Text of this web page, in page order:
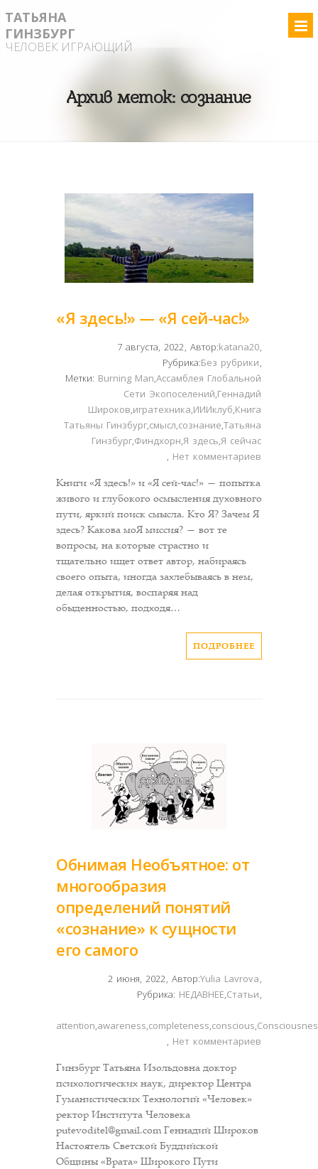
ТАТЬЯНА
ГИНЗБУРГ
ЧЕЛОВЕК ИГРАЮЩИЙ
Архив меток: сознание
«Я здесь!» — «Я сей-час!»
7 августа, 2022, Автор:katana20,
Рубрика:Без рубрики,
Метки: Burning Man,Ассамблея Глобальной
Сети Экопоселений,Геннадий
Широков,игратехника,ИИИклуб,Книга
Татьяны Гинзбург,смысл,сознание,Татьяна
Гинзбург,Финдхорн,Я здесь,Я сейчас
, Нет комментариев
Книги «Я здесь!» и «Я сей-час!» — попытка
живого и глубокого осмысления духовного
пути, яркий поиск смысла. Кто Я? Зачем Я
здесь? Какова моЯ миссия? — вот те
вопросы, на которые страстно и
тщательно ищет ответ автор, набираясь
своего опыта, иногда захлебываясь в нем,
делая открытия, воспаряя над
обыденностью, подходя…
ПОДРОБНЕЕ
Обнимая Необъятное: от
многообразия
определений понятий
«сознание» к сущности
его самого
2 июня, 2022, Автор:Yulia Lavrova,
Рубрика: НЕДАВНЕЕ,Статьи,
attention,awareness,completeness,conscious,
, Нет комментариев
Гинзбург Татьяна Изольдовна доктор
психологических наук, директор Центра
Гуманистических Технологий «Человек»
ректор Института Человека
putevoditel@gmail.com Геннадий Широков
Настоятель Светской Буддийской
Общины «Врата» Широкого Пути